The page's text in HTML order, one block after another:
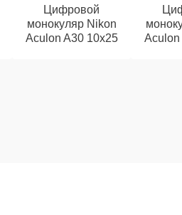
Цифровой
монокуляр Nikon
Aculon A30 10x25
Aculon